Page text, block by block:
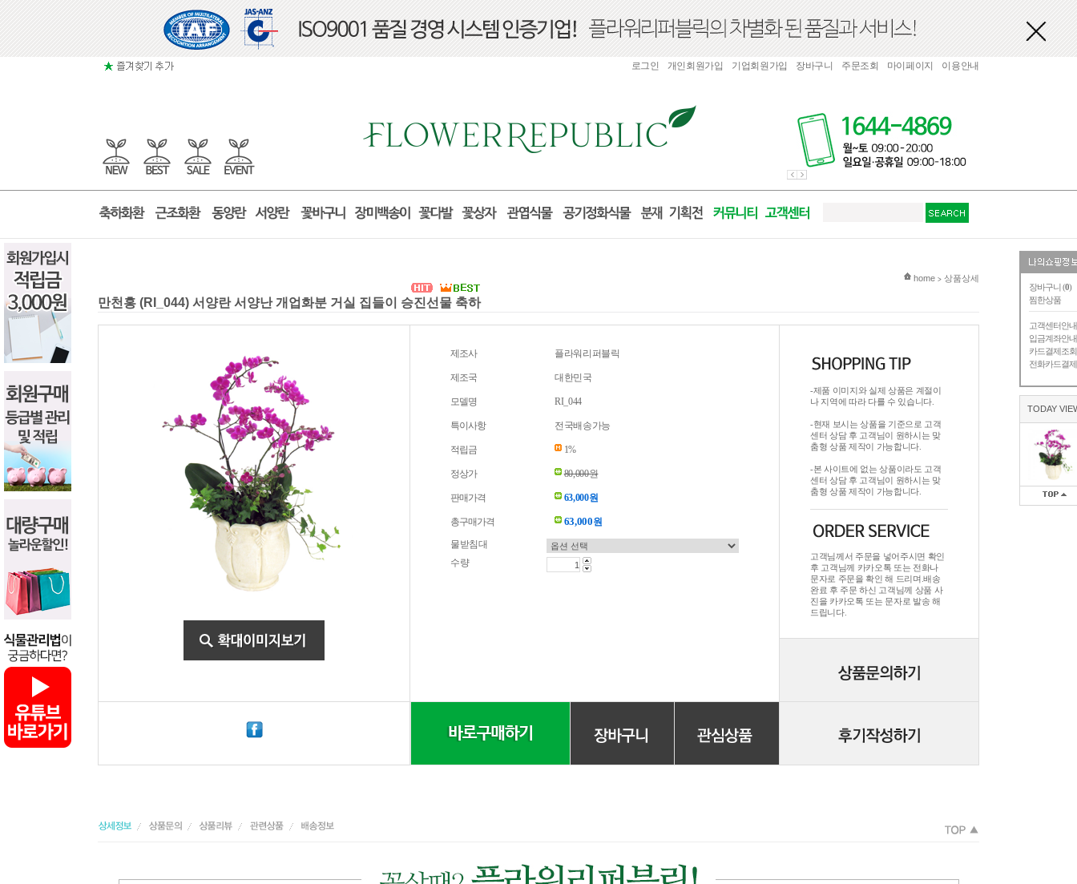
장바구니 (0)
찜한상품
고객센터안내
입금계좌안내
카드결제조회
전화카드결제
TODAY
로그인 개인회원가입 기업회원가입 장바구니 주문조회 마이페이지 이용안내
현재 위치
home > 상품상세
만천홍 (RI_044) 서양란 서양난 개업화분 거실 집들이 승진선물 축하
제조사 플라워리퍼블릭
제조국 대한민국
모델명 RI_044
특이사항 전국배송가능
적립금 1%
정상가 80,000원
판매가격 63,000원
총구매가격 63,000원
물받침대
수량
-제품 이미지와 실제 상품은 계절이
나 지역에 따라 다를 수 있습니다.
-현재 보시는 상품을 기준으로 고객
센터 상담 후 고객님이 원하시는 맞
춤형 상품 제작이 가능합니다.
-본 사이트에 없는 상품이라도 고객
센터 상담 후 고객님이 원하시는 맞
춤형 상품 제작이 가능합니다.
고객님께서 주문을 넣어주시면 확인
후 고객님께 카카오톡 또는 전화나
문자로 주문을 확인 해 드리며.배송
완료 후 주문 하신 고객님께 상품 사
진을 카카오톡 또는 문자로 발송 해
드립니다.